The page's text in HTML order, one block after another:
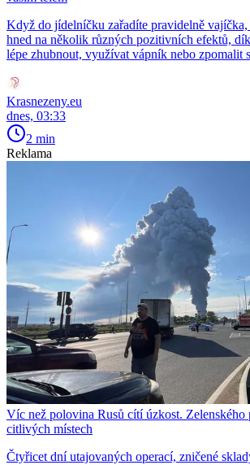
Když do jídelníčku zařadíte pravidelně vajíčka,
hned na několik různých pozitivních efektů,
lépe zhubnout, využívat vápník nebo zpomalit
Krasnezeny.eu
dnes, 03:33
2 min
Reklama
Víc než polovina Rusů cítí úzkost. Zelenského
citlivých místech
Čtyřicet dní utajovaných operací, zničené